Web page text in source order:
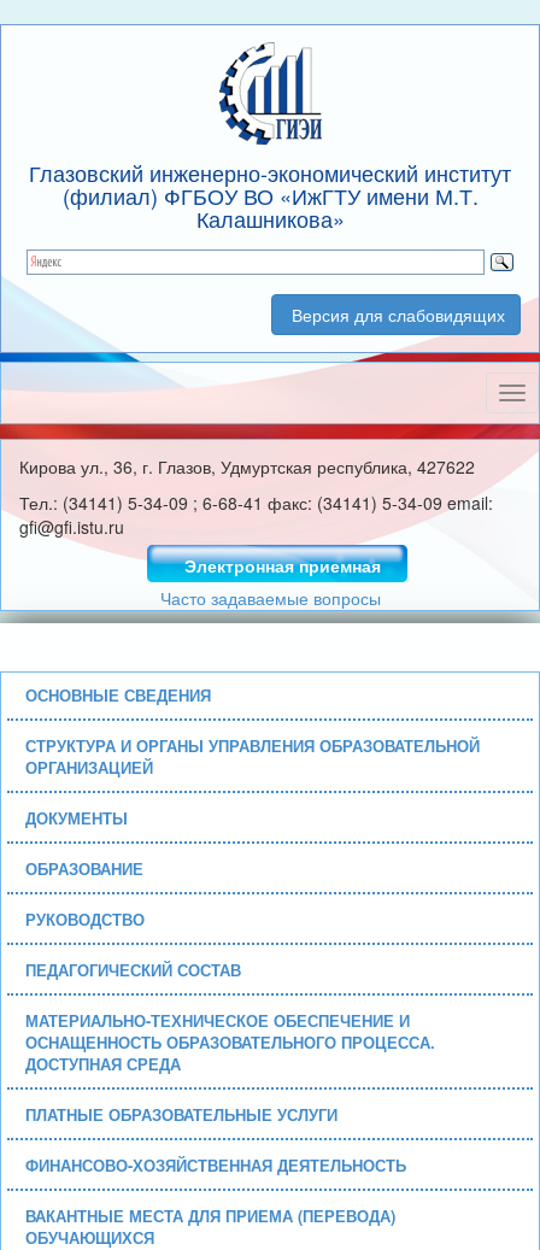
Глазовский инженерно-экономический институт
(филиал) ФГБОУ ВО «ИжГТУ имени М.Т.
Калашникова»
Версия для слабовидящих
Кирова ул., 36, г. Глазов, Удмуртская республика, 427622
Тел.: (34141) 5-34-09 ; 6-68-41 факс: (34141) 5-34-09 email:
gfi@gfi.istu.ru
Электронная приемная
Часто задаваемые вопросы
ОСНОВНЫЕ СВЕДЕНИЯ
СТРУКТУРА И ОРГАНЫ УПРАВЛЕНИЯ ОБРАЗОВАТЕЛЬНОЙ
ОРГАНИЗАЦИЕЙ
ДОКУМЕНТЫ
ОБРАЗОВАНИЕ
РУКОВОДСТВО
ПЕДАГОГИЧЕСКИЙ СОСТАВ
МАТЕРИАЛЬНО-ТЕХНИЧЕСКОЕ ОБЕСПЕЧЕНИЕ И
ОСНАЩЕННОСТЬ ОБРАЗОВАТЕЛЬНОГО ПРОЦЕССА.
ДОСТУПНАЯ СРЕДА
ПЛАТНЫЕ ОБРАЗОВАТЕЛЬНЫЕ УСЛУГИ
ФИНАНСОВО-ХОЗЯЙСТВЕННАЯ ДЕЯТЕЛЬНОСТЬ
ВАКАНТНЫЕ МЕСТА ДЛЯ ПРИЕМА (ПЕРЕВОДА)
ОБУЧАЮЩИХСЯ